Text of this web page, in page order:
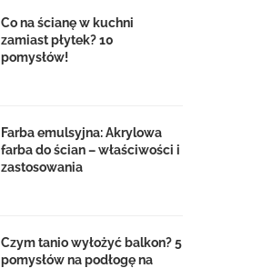
Co na ścianę w kuchni
zamiast płytek? 10
pomysłów!
Farba emulsyjna: Akrylowa
farba do ścian – właściwości i
zastosowania
Czym tanio wyłożyć balkon? 5
pomysłów na podłogę na